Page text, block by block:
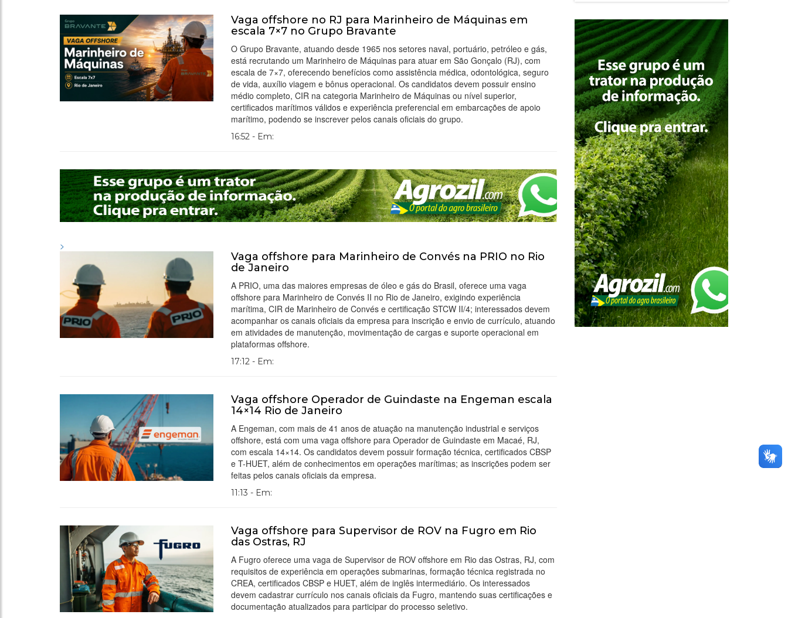
Vaga offshore no RJ para Marinheiro de Máquinas em
escala 7×7 no Grupo Bravante
O Grupo Bravante, atuando desde 1965 nos setores naval, portuário, petróleo e gás,
está recrutando um Marinheiro de Máquinas para atuar em São Gonçalo (RJ), com
escala de 7×7, oferecendo benefícios como assistência médica, odontológica, seguro
de vida, auxílio viagem e bônus operacional. Os candidatos devem possuir ensino
médio completo, CIR na categoria Marinheiro de Máquinas ou nível superior,
certificados marítimos válidos e experiência preferencial em embarcações de apoio
marítimo, podendo se inscrever pelos canais oficiais do grupo.
16:52 - Em:
>
Vaga offshore para Marinheiro de Convés na PRIO no Rio
de Janeiro
A PRIO, uma das maiores empresas de óleo e gás do Brasil, oferece uma vaga
offshore para Marinheiro de Convés II no Rio de Janeiro, exigindo experiência
marítima, CIR de Marinheiro de Convés e certificação STCW II/4; interessados devem
acompanhar os canais oficiais da empresa para inscrição e envio de currículo, atuando
em atividades de manutenção, movimentação de cargas e suporte operacional em
plataformas offshore.
17:12 - Em:
Vaga offshore Operador de Guindaste na Engeman escala
14×14 Rio de Janeiro
A Engeman, com mais de 41 anos de atuação na manutenção industrial e serviços
offshore, está com uma vaga offshore para Operador de Guindaste em Macaé, RJ,
com escala 14×14. Os candidatos devem possuir formação técnica, certificados CBSP
e T-HUET, além de conhecimentos em operações marítimas; as inscrições podem ser
feitas pelos canais oficiais da empresa.
11:13 - Em:
Vaga offshore para Supervisor de ROV na Fugro em Rio
das Ostras, RJ
A Fugro oferece uma vaga de Supervisor de ROV offshore em Rio das Ostras, RJ, com
requisitos de experiência em operações submarinas, formação técnica registrada no
CREA, certificados CBSP e HUET, além de inglês intermediário. Os interessados
devem cadastrar currículo nos canais oficiais da Fugro, mantendo suas certificações e
documentação atualizados para participar do processo seletivo.